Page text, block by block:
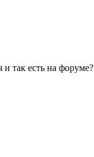
так есть на форуме?